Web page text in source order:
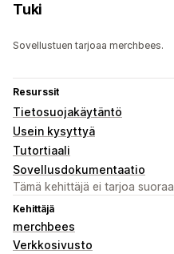
Tuki
Sovellustuen tarjoaa merchbees.
Resurssit
Tietosuojakäytäntö
Usein kysyttyä
Tutortiaali
Sovellusdokumentaatio
Tämä kehittäjä ei tarjoa
Kehittäjä
merchbees
Verkkosivusto